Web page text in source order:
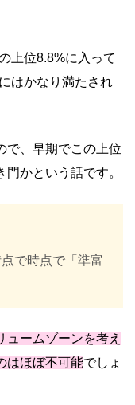
上位8.8%に入って
はかなり満たされ
で、早期でこの上位
かという話です。
で時点で「準富
ームゾーンを考え
はほぼ不可能でしょ